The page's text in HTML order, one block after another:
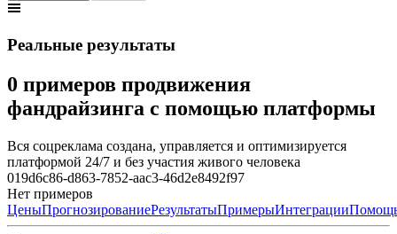
Реальные результаты
0 примеров продвижения
фандрайзинга с помощью платформы
Вся соцреклама создана, управляется и оптимизируется
платформой 24/7 и без участия живого человека
019d6c86-d863-7852-aac3-46d2e8492f97
Нет примеров
ЦеныПрогнозированиеРезультатыПримерыИнтеграции